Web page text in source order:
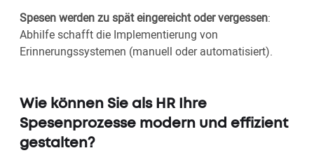
Spesen werden zu spät eingereicht oder vergessen:
Abhilfe schafft die Implementierung von
Erinnerungssystemen (manuell oder automatisiert).
Wie können Sie als HR Ihre
Spesenprozesse modern und effizient
gestalten?